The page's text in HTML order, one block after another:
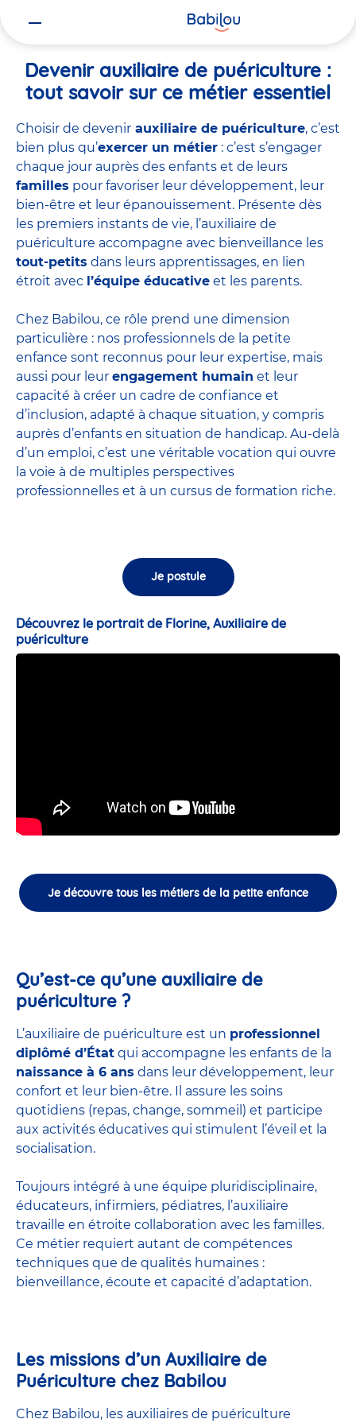
Devenir auxiliaire de puériculture :
tout savoir sur ce métier essentiel
Choisir de devenir auxiliaire de puériculture, c’est
bien plus qu’exercer un métier : c’est s’engager
chaque jour auprès des enfants et de leurs
familles pour favoriser leur développement, leur
bien-être et leur épanouissement. Présente dès
les premiers instants de vie, l’auxiliaire de
puériculture accompagne avec bienveillance les
tout-petits dans leurs apprentissages, en lien
étroit avec l’équipe éducative et les parents.
Chez Babilou, ce rôle prend une dimension
particulière : nos professionnels de la petite
enfance sont reconnus pour leur expertise, mais
aussi pour leur engagement humain et leur
capacité à créer un cadre de confiance et
d’inclusion, adapté à chaque situation, y compris
auprès d’enfants en situation de handicap. Au-delà
d’un emploi, c’est une véritable vocation qui ouvre
la voie à de multiples perspectives
professionnelles et à un cursus de formation riche.
Je postule
Découvrez le portrait de Florine, Auxiliaire de
puériculture
Je découvre tous les métiers de la petite enfance
Qu’est-ce qu’une auxiliaire de
puériculture ?
L’auxiliaire de puériculture est un professionnel
diplômé d’État qui accompagne les enfants de la
naissance à 6 ans dans leur développement, leur
confort et leur bien-être. Il assure les soins
quotidiens (repas, change, sommeil) et participe
aux activités éducatives qui stimulent l’éveil et la
socialisation.
Toujours intégré à une équipe pluridisciplinaire,
éducateurs, infirmiers, pédiatres, l’auxiliaire
travaille en étroite collaboration avec les familles.
Ce métier requiert autant de compétences
techniques que de qualités humaines :
bienveillance, écoute et capacité d’adaptation.
Les missions d’un Auxiliaire de
Puériculture chez Babilou
Chez Babilou, les auxiliaires de puériculture